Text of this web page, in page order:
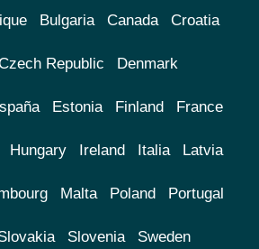
Bulgaria Canada Croatia
Republic Denmark
Estonia Finland France
Hungary Ireland Italia Latvia
Malta Poland Portugal
Slovenia Sweden